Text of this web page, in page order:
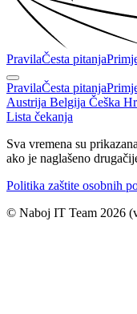
PravilaČesta pitanja
PravilaČesta pitanja
Austrija Belgija Češka
Lista čekanja
Sva vremena su
ako je naglašeno
Politika zaštite osobnih
© Naboj IT Team 2026